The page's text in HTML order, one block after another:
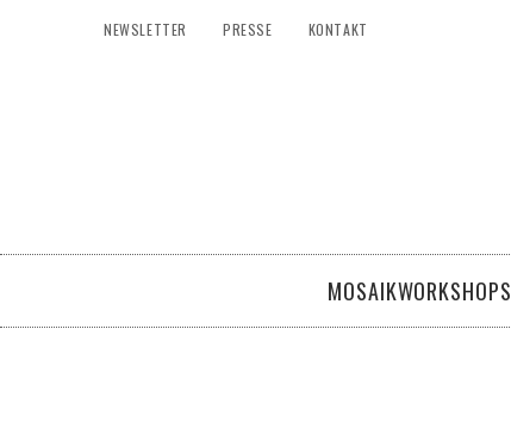
NEWSLETTER PRESSE KONTAKT
MOSAIKWORKSHOPS